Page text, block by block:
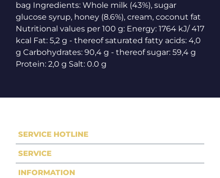
bag Ingredients: Whole milk (43%), sugar
glucose syrup, honey (8.6%), cream, coconut fat
Nutritional values per 100 g: Energy: 1764 kJ/ 417
kcal Fat: 5,2 g - thereof saturated fatty acids: 4,0
g Carbohydrates: 90,4 g - thereof sugar: 59,4 g
Protein: 2,0 g Salt: 0.0 g
SERVICE HOTLINE
SERVICE
INFORMATION